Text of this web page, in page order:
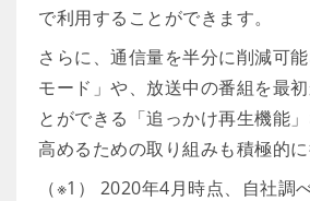
で利用することができます。
さらに、通信量を半分に削減可
モード」や、放送中の番組を最
とができる「追っかけ再生機能
高めるための取り組みも積極的に
（※1） 2020年4月時点、自社調